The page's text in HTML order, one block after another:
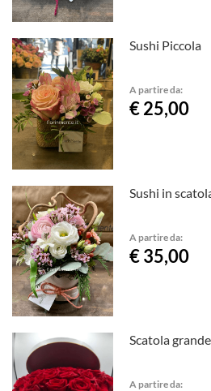
Sushi Piccola
A partire da:
€ 25,00
Sushi in
A partire da:
€ 35,00
Scatola
A partire da: